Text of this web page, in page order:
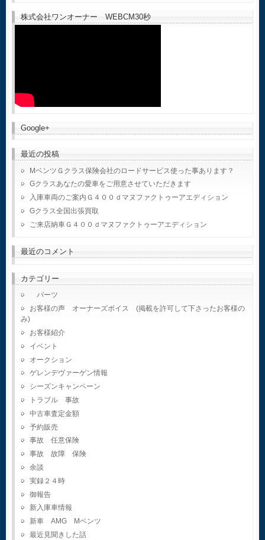
株式会社ワンオーナー WEBCM30秒
Google+
最近の投稿
MベンツＧクラス保険会社のロードサービス使った事あります？
Gクラスあなたの愛車をご用意させていただきます
入庫車両のご案内Ｇ４００ｄマヌファクトゥーアエディション
Gクラス全国出張買取
ご来店納車Ｇ４００ｄマヌファクトゥーアエディション
最近のコメント
カテゴリー
パーツ
お客様の声 オーナーズボイス (掲載を許可して下さったお客様の
み)
お客様紹介
イベント
オークション
ゲレンデヴァーゲン情報
シーズンキャンペーン
トラブル 事故
中古車査定金額
予約販売
事故 任意保険
事故 故障 保険
余談
実録２４時
御報告
新入庫車情報
新車 AMG Mベンツ
最近見聞きした話